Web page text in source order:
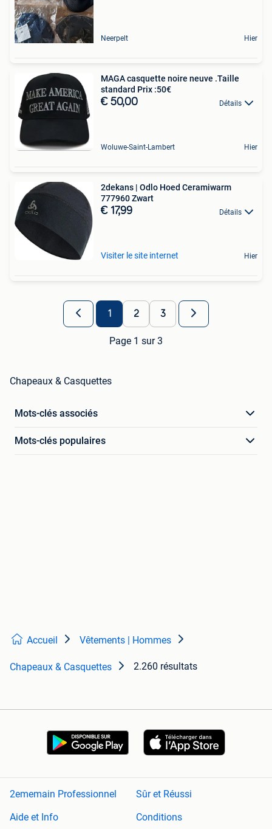
Neerpelt Hier
MAGA casquette noire neuve .Taille
standard Prix :50€
€ 50,00 Détails
Woluwe-Saint-Lambert Hier
2dekans | Odlo Hoed Ceramiwarm
777960 Zwart
€ 17,99 Détails
Visiter le site internet Hier
1 2 3
Page 1 sur 3
Chapeaux & Casquettes
Mots-clés associés
Mots-clés populaires
Accueil Vêtements | Hommes
Chapeaux & Casquettes 2.260 résultats
2ememain Professionnel
Sûr et Réussi
Aide et Info
Conditions